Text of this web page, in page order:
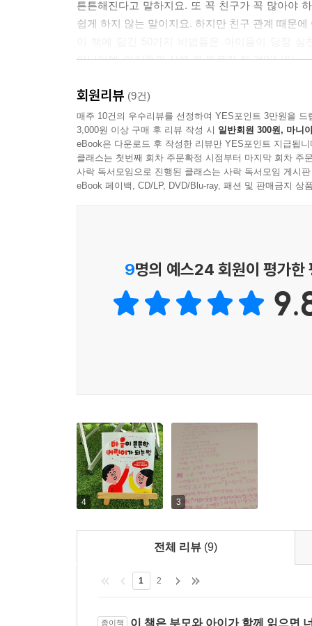
튼튼해진다고 말하지요. 또 꼭 친구가 꼭 많아야
쉽게 하지 않는 말이지요. 하지만 친구 관계 때문
아니기에, 아이들의 삶에 큰 위로가 될 것입니다.
√ 스스로 생각하고, 스스로 결정하고, 스스로 행동
√ 마음은 원래 알 수 없어요
√ 어른들의 조언에 지나치게 얽매이지 말아요
√ 의견이 다르다고 초조해하지 말아요
√ 친구가 많지 않아도 괜찮아요
√ 꿈이 반드시 이루어지는 것은 아니에요
그간 두발 단속을 폐지하고 시험을 없애는 등 혁
짧은 글로 풀어내 아이들이 부담 없이 읽을 수
의미가 어우러져 아이들의 마음에 큰 울림을 전해
교과 연계
2학년 1학기 국어-나 9. 생각을 생생하게 나타내요
3학년 1학기 도덕 1. 나와 너, 우리 함께
3학년 1학기 도덕 2. 인내하며 최선을 다하는 생활
4학년 1학기 국어-가 1. 생각과 느낌을 나누어요
5학년 1학기 국어-가 1. 대화와 공감
5학년 2학기 도덕 5. 갈등을 해결하는 지혜
6학년 1학기 도덕 1. 내 삶의 주인은 바로 나
회원리뷰 (9건)
매주 10건의 우수리뷰를 선정하여 YES포인트 3만원을 드
3,000원 이상 구매 후 리뷰 작성 시 일반회원 300원, 마니
eBook은 다운로드 후 작성한 리뷰만 YES포인트 지급됩니
클래스는 첫번째 회차 주문확정 시점부터 마지막 회차 주
사락 독서모임으로 진행된 클래스는 사락 독서모임 게시
eBook 페이백, CD/LP, DVD/Blu-ray, 패션 및 판매금지 상
9명의 예스24 회원이 평가한
4 3
전체 리뷰 (9)
1 2
종이책 이 책은 부모와 아이가 함께 읽으면